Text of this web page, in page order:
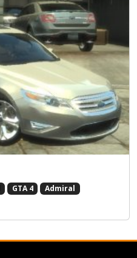
GTA 4
Admiral